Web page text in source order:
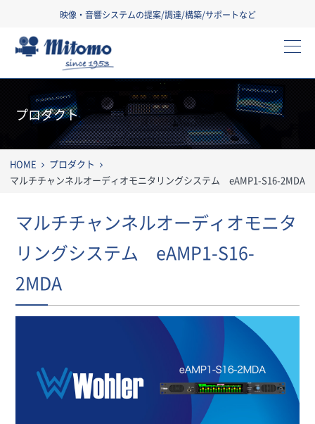
映像・音響システムの提案/調達/構築/サポートなど
プロダクト
HOME
プロダクト
マルチチャンネルオーディオモニタリングシステム eAMP1-S16-2MDA
マルチチャンネルオーディオモニタ
リングシステム eAMP1-S16-
2MDA